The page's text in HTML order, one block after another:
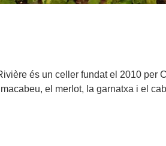
és un celler fundat el 2010 per
el merlot, la garnatxa i el